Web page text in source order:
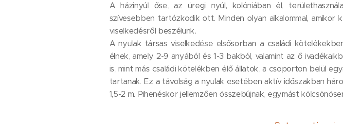
A házinyúl őse, az üregi nyúl, kolóniában él,
szívesebben tartózkodik ott. Minden olyan alkalommal,
viselkedésről beszélünk.
A nyulak társas viselkedése elsősorban a családi
élnek, amely 2-9 anyából és 1-3 bakból, valamint az ő
is, mint más családi kötelékben élő állatok, a csoporton belül
tartanak. Ez a távolság a nyulak esetében aktív időszakban
1,5-2 m. Pihenéskor jellemzően összebújnak, egymást